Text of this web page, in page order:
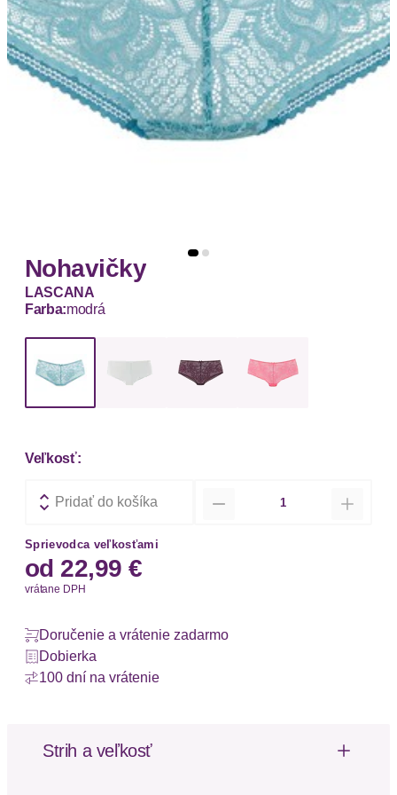
Nohavičky
LASCANA
Farba:modrá
Veľkosť:
Pridať do košíka
Sprievodca veľkosťami
od 22,99 €
vrátane DPH
Doručenie a vrátenie zadarmo
Dobierka
100 dní na vrátenie
Strih a veľkosť